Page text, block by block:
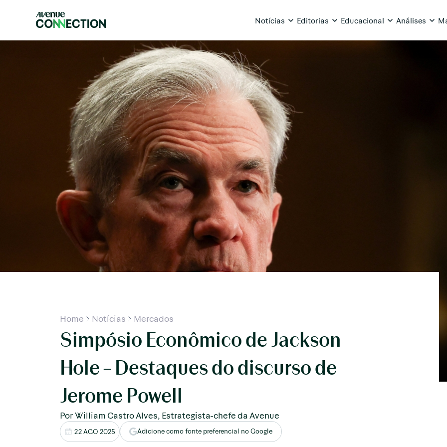
Notícias Editorias Educacional Análises
Home Notícias Mercados
Simpósio Econômico de Jackson
Hole – Destaques do discurso de
Jerome Powell
Por William Castro Alves, Estrategista-chefe da Avenue
22 AGO 2025 Adicione como fonte preferencial no Google